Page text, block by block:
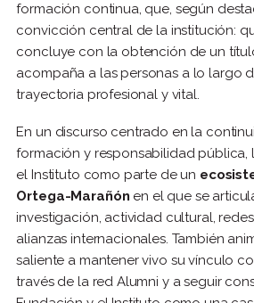
formación continua, que, según
convicción central de la institución:
concluye con la obtención de un
acompaña a las personas a lo largo
trayectoria profesional y vital.
En un discurso centrado en la
formación y responsabilidad pública,
el Instituto como parte de un
Ortega-Marañón en el que se
investigación, actividad cultural,
alianzas internacionales. También
saliente a mantener vivo su vínculo
través de la red Alumni y a seguir